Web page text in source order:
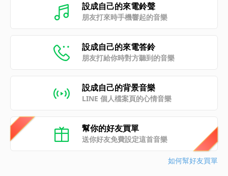
設成自己的來電鈴聲
朋友打來時手機響起的音樂
設成自己的來電答鈴
朋友打給你時對方聽到的音樂
設成自己的背景音樂
LINE 個人檔案頁的心情音樂
幫你的好友買單
送你好友免費設定這首音樂
如何幫好友買單